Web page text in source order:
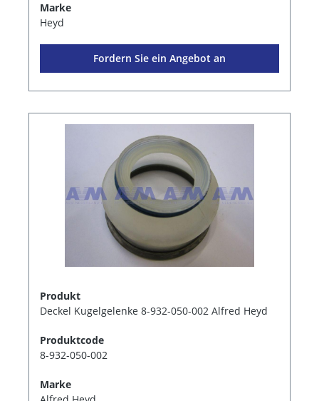
Marke
Heyd
Fordern Sie ein Angebot an
Produkt
Deckel Kugelgelenke 8-932-050-002 Alfred Heyd
Produktcode
8-932-050-002
Marke